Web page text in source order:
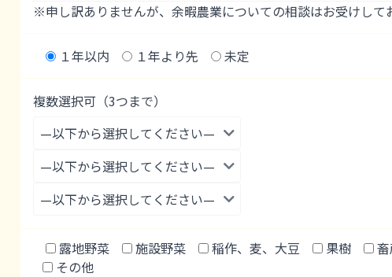
※申し訳ありませんが、余暇農業についての相談はお受けして
１年以内 １年より先 未定
複数選択可（3つまで）
露地野菜 施設野菜 稲作、麦、大豆 果樹
その他